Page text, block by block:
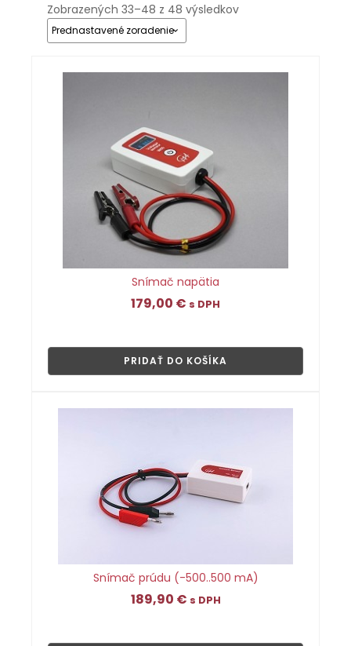
Zobrazených 33–48 z 48 výsledkov
Snímač napätia
179,00 € s DPH
PRIDAŤ DO KOŠÍKA
Snímač prúdu (-500..500 mA)
189,90 € s DPH